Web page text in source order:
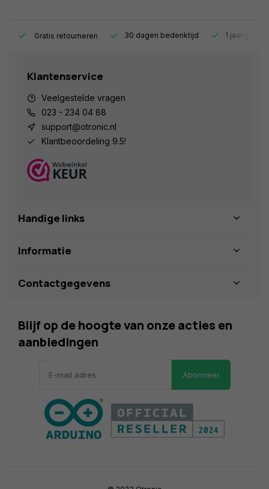
Gratis retourneren 30 dagen bedenktijd 1 jaar
Klantenservice
Veelgestelde vragen
023 - 234 04 88
support@otronic.nl
Klantbeoordeling 9.5!
Handige links
Informatie
Contactgegevens
Blijf op de hoogte van onze acties en
aanbiedingen
Abonneer